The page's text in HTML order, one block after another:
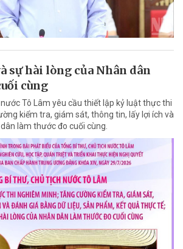
sự hài lòng của Nhân dân
cùng
Tô Lâm yêu cầu thiết lập kỷ luật thực thi
kiểm tra, giám sát, thông tin, lấy lợi ích và
làm thước đo cuối cùng.